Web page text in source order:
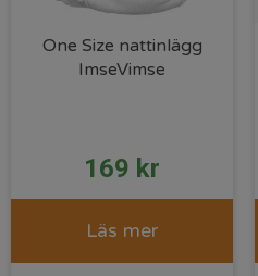
One Size nattinlägg
ImseVimse
169 kr
Läs mer